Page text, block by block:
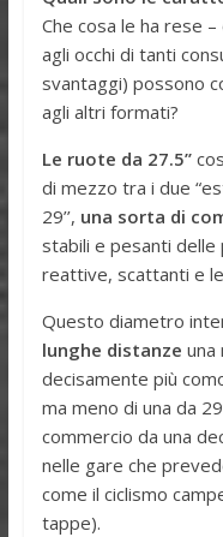
Che cosa le ha rese
agli occhi di tanti
svantaggi) possono
agli altri formati?
Le ruote da 27.5’’
di mezzo tra i due
29’’, una sorta di
stabili e pesanti
reattive, scattanti e
Questo diametro
lunghe distanze una
decisamente più
ma meno di una da
commercio da una
nelle gare che
come il ciclismo
tappe).